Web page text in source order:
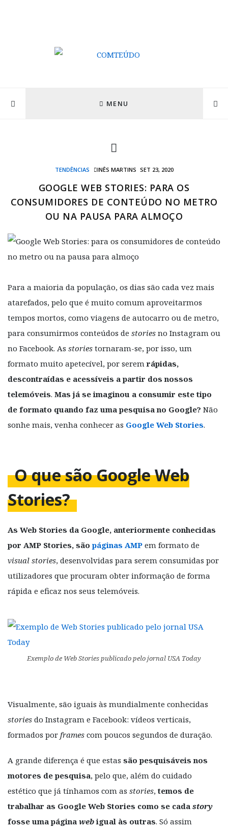
MENU
TENDÊNCIAS INÊS MARTINS SET 23, 2020
GOOGLE WEB STORIES: PARA OS
CONSUMIDORES DE CONTEÚDO NO METRO
OU NA PAUSA PARA ALMOÇO
Para a maioria da população, os dias são cada vez mais
atarefados, pelo que é muito comum aproveitarmos
tempos mortos, como viagens de autocarro ou de metro,
para consumirmos conteúdos de stories no Instagram ou
no Facebook. As stories tornaram-se, por isso, um
formato muito apetecível, por serem rápidas,
descontraídas e acessíveis a partir dos nossos
telemóveis. Mas já se imaginou a consumir este tipo
de formato quando faz uma pesquisa no Google? Não
sonhe mais, venha conhecer as Google Web Stories.
O que são Google Web
Stories?
As Web Stories da Google, anteriormente conhecidas
por AMP Stories, sãopáginas AMP em formato de
visual stories, desenvolvidas para serem consumidas por
utilizadores que procuram obter informação de forma
rápida e eficaz nos seus telemóveis.
Exemplo de Web Stories publicado pelo jornal USA Today
Visualmente, são iguais às mundialmente conhecidas
stories do Instagram e Facebook: vídeos verticais,
formados por frames com poucos segundos de duração.
A grande diferença é que estas são pesquisáveis nos
motores de pesquisa, pelo que, além do cuidado
estético que já tínhamos com as stories,temos de
trabalhar as Google Web Stories como se cada story
fosse uma página webigual às outras. Só assim